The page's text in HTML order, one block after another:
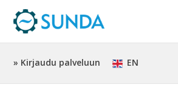
» Kirjaudu palveluun EN